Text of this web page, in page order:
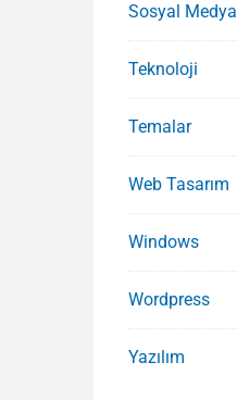
Sosyal Medya
Teknoloji
Temalar
Web Tasarım
Windows
Wordpress
Yazılım